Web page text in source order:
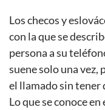
Los checos y
con la que se
persona a su
suene solo una vez,
el llamado sin tener
Lo que se conoce